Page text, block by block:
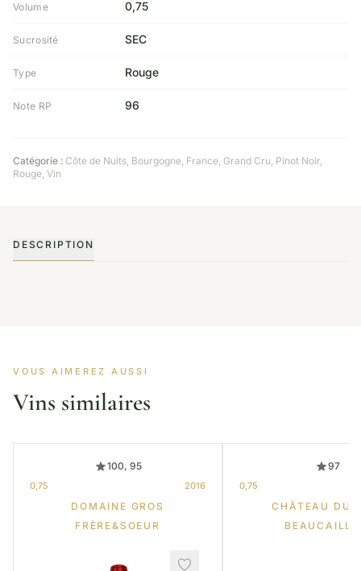
Volume 0,75
Sucrosité SEC
Type Rouge
Note RP 96
Catégorie : Côte de Nuits, Bourgogne, France, Grand Cru, Pinot Noir,
Rouge, Vin
DESCRIPTION
VOUS AIMEREZ AUSSI
Vins similaires
100, 95
0,75 2016
DOMAINE GROS
FRÈRE&SOEUR
97
0,75
CHÂTEAU